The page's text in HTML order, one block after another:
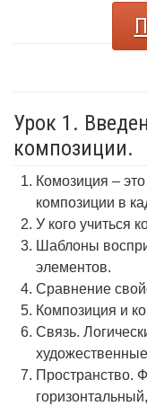
Урок 1.
композиции.
Комозиция –
композиции в
У кого учиться
Шаблоны
элементов.
Сравнение
Композиция и
Связь.
Пространство.